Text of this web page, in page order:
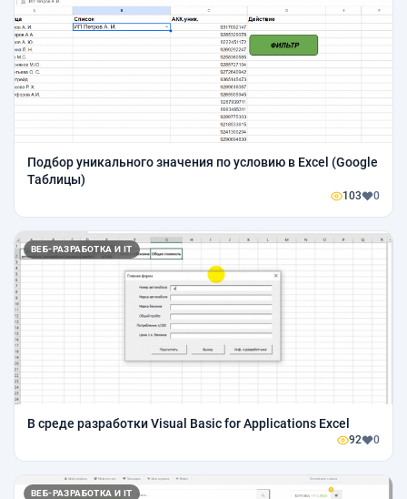
Подбор уникального значения по условию в Excel (Google
Таблицы)
103 0
ВЕБ-РАЗРАБОТКА И IT
В среде разработки Visual Basic for Applications Excel
92 0
ВЕБ-РАЗРАБОТКА И IT